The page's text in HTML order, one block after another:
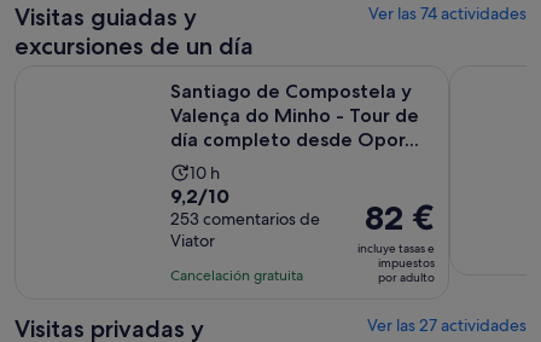
Visitas guiadas y
excursiones de un día
Ver las 74 actividades
Santiago de Compostela y
Valença do Minho - Tour de
día completo desde Opor...
La
duración
de
la
actividad
de
10 h
9.2
sobre
10
con
comentarios
9,2/10
253 comentarios de
Viator
Cancelación gratuita
El
precio
es
de
por
82 €
incluye tasas e
impuestos
por adulto
Visitas privadas y
Ver las 27 actividades